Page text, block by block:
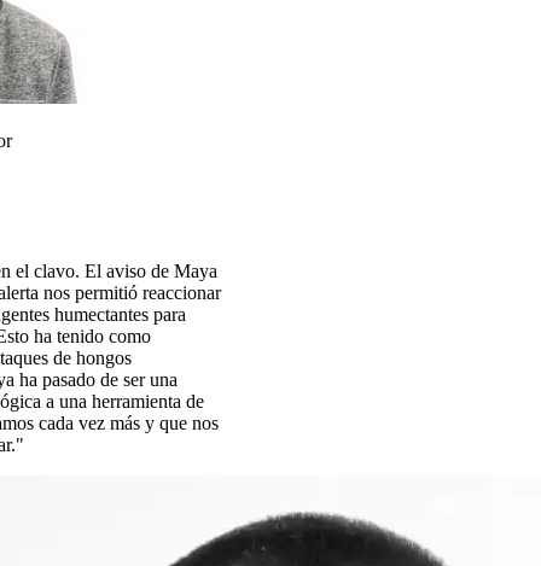
el clavo. El aviso de Maya
nos permitió reaccionar
humectantes para
ha tenido como
de hongos
ha pasado de ser una
a una herramienta de
cada vez más y que nos